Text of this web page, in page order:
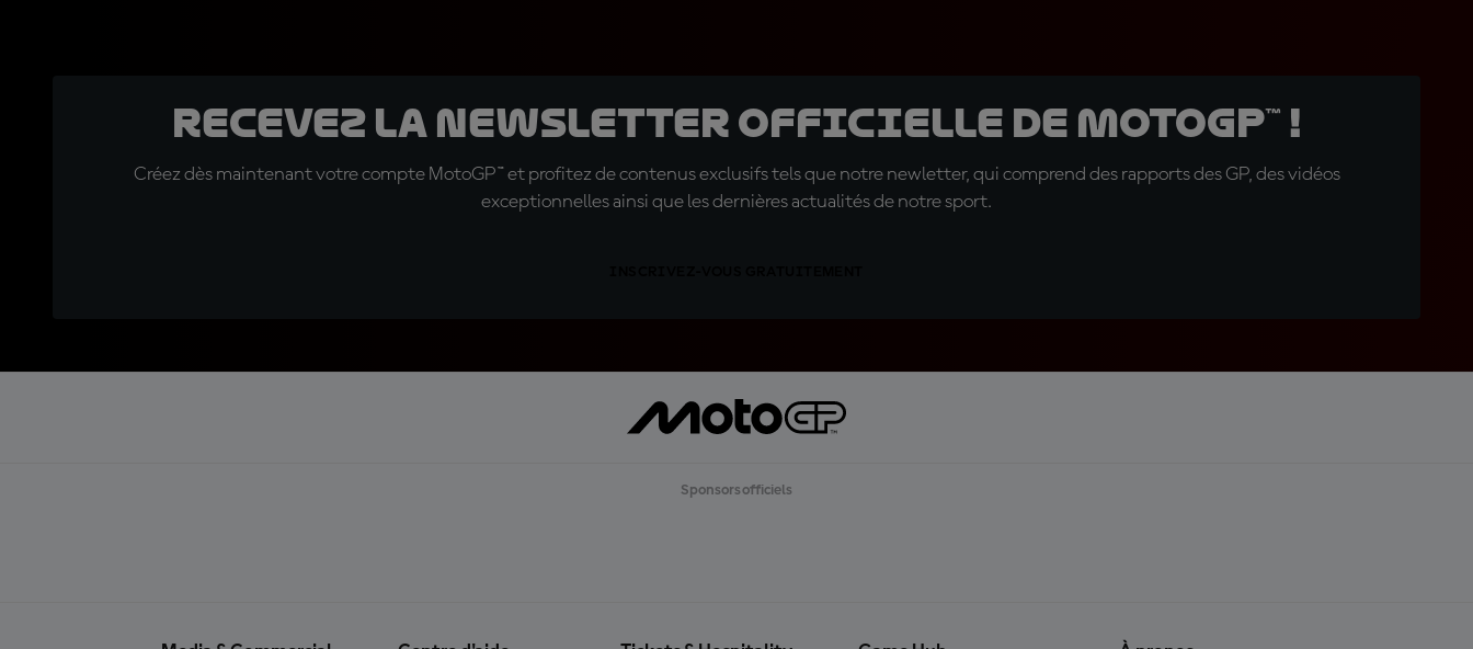
Recevez la Newsletter officielle de MotoGP™ !
Créez dès maintenant votre compte MotoGP™ et profitez de contenus exclusifs tels que notre newletter, qui comprend des rapports des GP, des vidéos
exceptionnelles ainsi que les dernières actualités de notre sport.
Sponsors officiels